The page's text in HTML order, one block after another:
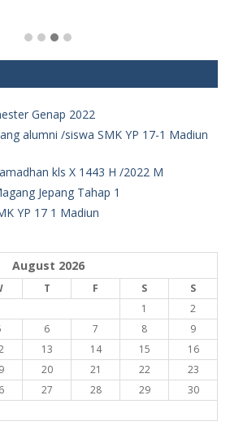
Genap 2022
alumni /siswa SMK YP 17-1 Madiun
kls X 1443 H /2022 M
Jepang Tahap 1
YP 17 1 Madiun
August 2026
T F S
S
1
2
6 7 8
9
13 14 15
16
20 21 22
23
27 28 29
30